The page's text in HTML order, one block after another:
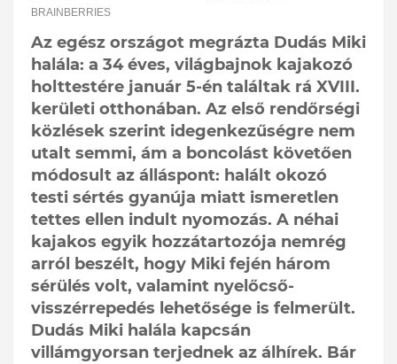
Az egész országot megrázta Dudás Miki
halála: a 34 éves, világbajnok kajakozó
holttestére január 5-én találtak rá XVIII.
kerületi otthonában. Az első rendőrségi
közlések szerint idegenkezűségre nem
utalt semmi, ám a boncolást követően
módosult az álláspont: halált okozó
testi sértés gyanúja miatt ismeretlen
tettes ellen indult nyomozás. A néhai
kajakos egyik hozzátartozója nemrég
arról beszélt, hogy Miki fején három
sérülés volt, valamint nyelőcső-
visszérrepedés lehetősége is felmerült.
Dudás Miki halála kapcsán
villámgyorsan terjednek az álhírek. Bár